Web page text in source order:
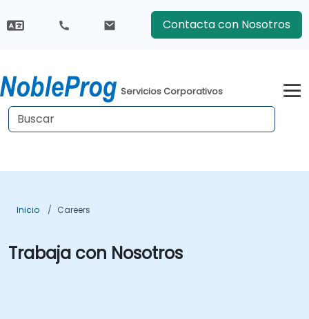
Contacta con Nosotros
Servicios Corporativos
Inicio Careers
Trabaja con Nosotros